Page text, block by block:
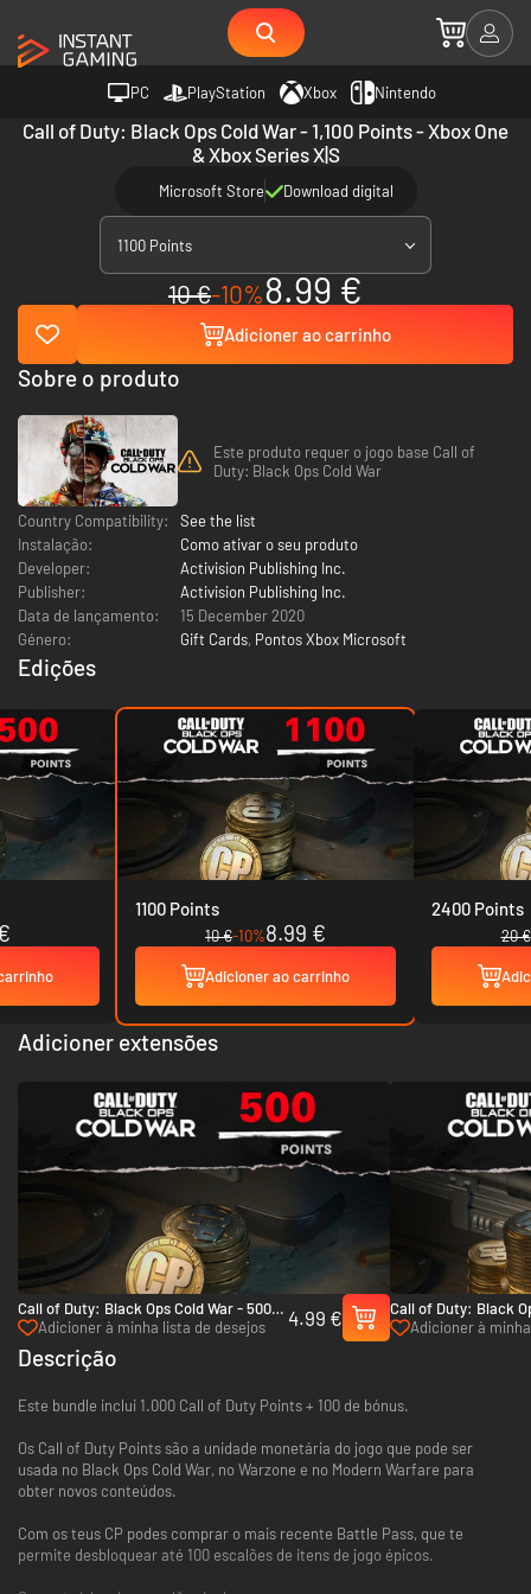
PC PlayStation Xbox Nintendo
Call of Duty: Black Ops Cold War - 1,100 Points - Xbox One
& Xbox Series X|S
Microsoft Store Download digital
1100 Points
10 €-10%8.99 €
Adicioner ao carrinho
Sobre o produto
Este produto requer o jogo base Call of
Duty: Black Ops Cold War
Country Compatibility:
See the list
Instalação:
Como ativar o seu produto
Developer:
Activision Publishing Inc.
Publisher:
Activision Publishing Inc.
Data de lançamento:
15 December 2020
Género:
Gift Cards, Pontos Xbox Microsoft
Edições
1100 Points
10 €-10%8.99 €
Adicioner ao carrinho
2400 Points
20 €
Adicioner extensões
Call of Duty: Black Ops Cold War - 500
Points - Xbox One & Xbox Series X|S
Adicioner à minha lista de desejos 4.99 €
Call of Duty: Black
13,000 Points - Xbox
Adicioner à
Descrição
Este bundle inclui 1.000 Call of Duty Points + 100 de bónus.
Os Call of Duty Points são a unidade monetária do jogo que pode ser
usada no Black Ops Cold War, no Warzone e no Modern Warfare para
obter novos conteúdos.
Com os teus CP podes comprar o mais recente Battle Pass, que te
permite desbloquear até 100 escalões de itens de jogo épicos.